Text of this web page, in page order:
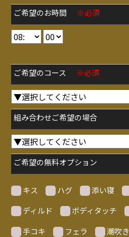
ご希望のお時間 ※必須
ご希望のコース ※必須
組み合わせご希望の場合
ご希望の無料オプション
キス ハグ 添い寝
ディルド
ボディタッチ
手コキ
フェラ 潮吹き